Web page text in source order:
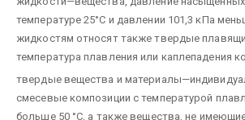
температуре 25°С и давлении 101,3 кПа
жидкостям относят также твердые
температура плавления или каплепадения
твердые вещества и
смесевые композиции с температурой
больше 50 °С, а также вещества, не